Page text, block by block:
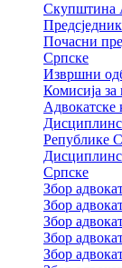
Скупштина
Почасни
Српске
Извршни
Комисија
Адвокатске
Републике
Српске
Збор
Збор
Збор
Збор
Збор